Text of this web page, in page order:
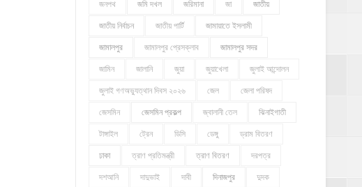
জনপথ জমি দখল জরিমানা জা জাতীয়
জাতীয় নির্বাচন জাতীয় পার্টি জামায়াতে ইসলামী
জামালপুর জামালপুর প্রেসক্লাব জামালপুর সদর
জামিন জালানি জুয়া জুয়াখেলা জুলাই আন্দোলন
জুলাই গণঅভ্যুত্থান দিবস ২০২৬ জেল জেলা পরিষদ
জেসমিন জেসমিন প্রকল্প জ্বালানী তেল ঝিনাইগাতী
টাঙ্গাইল ট্রেন ডিসি ডেঙ্গু ড্রাম বিতরণ
ঢাকা ত্রাণ প্রতিমন্ত্রী ত্রাণ বিতরণ দরপত্র
দশআনি দাদুভাই দাবী দিনাজপুর দুদক